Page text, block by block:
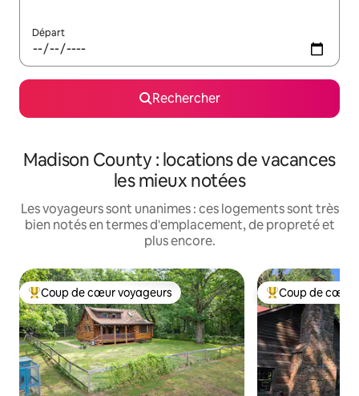
Départ
Rechercher
Madison County : locations de vacances
les mieux notées
Les voyageurs sont unanimes : ces logements sont très
bien notés en termes d'emplacement, de propreté et
plus encore.
Coups de cœur voyageurs les plus appréciés
Coup de cœur voyageurs Coups de cœur
Coup de cœur